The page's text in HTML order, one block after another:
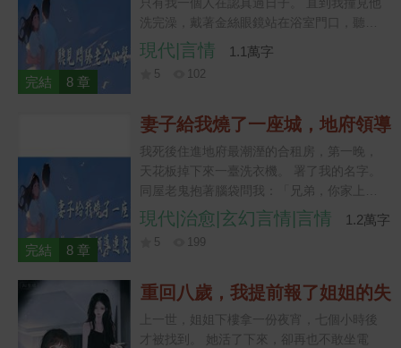
完結 8 章
只有我一個人在認真過日子。 直到我撞見他
洗完澡，戴著金絲眼鏡站在浴室門口，聽見
他心裡瘋狂喊： 「老婆怎麼還不撲過來？我
準備了三天的腹肌，她怎麼只關心我會不會
摔倒？」 我才知道，外人口中冷得像塊冰的
剛想逗逗他，那道心聲忽然委屈起來：「她
現代|言情 1.1萬字
5 102
完結 8 章
妻子給我燒了一座城，地府領導
連夜請我去管賬
我死後住進地府最潮溼的合租房，第一晚，
天花板掉下來一臺洗衣機。 署了我的名字。
同屋老鬼抱著腦袋問我：「兄弟，你家上墳
是按批發市場進貨嗎？」 我還沒弄明白，第
二天整條忘川支巷被一座紙紮小城佔滿，城
門上掛著我老婆親筆寫的牌子：杜衡專用，
口，臉色青得像剛從冰櫃裡撈出來。 「你老
現代|治愈|玄幻言情|言情 1.2萬字
5 199
重回八歲，我提前報了姐姐的失
蹤案
上一世，姐姐下樓拿一份夜宵，七個小時後
才被找到。 她活了下來，卻再也不敢坐電